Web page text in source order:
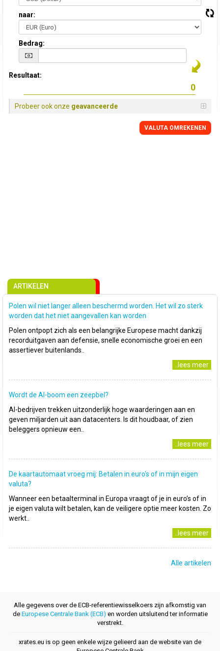
naar:
Bedrag:
Resultaat:
Probeer ook onze geavanceerde
VALUTA OMREKENEN
ARTIKELEN
Polen wil niet langer alleen beschermd worden. Het wil zo sterk
worden dat het niet aangevallen kan worden
Polen ontpopt zich als een belangrijke Europese macht dankzij
recorduitgaven aan defensie, snelle economische groei en een
assertiever buitenlands..
..lees meer
Wordt de AI-boom een zeepbel?
AI-bedrijven trekken uitzonderlijk hoge waarderingen aan en
geven miljarden uit aan datacenters. Is dit houdbaar, of zien
beleggers opnieuw een..
..lees meer
De kaartautomaat vroeg mij: Betalen in euro's of in mijn eigen
valuta?
Wanneer een betaalterminal in Europa vraagt of je in euro’s of in
je eigen valuta wilt betalen, kan de veiligere optie meer kosten. Zo
werkt..
..lees meer
Alle artikelen
Alle gegevens over de ECB-referentiewisselkoers zijn afkomstig van
de Europese Centrale Bank (ECB) en worden uitsluitend ter informatie
verstrekt.
xrates.eu is op geen enkele wijze gelieerd aan de website van de